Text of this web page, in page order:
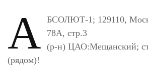
А БСОЛЮТ-1; 129110,
78А, стр.3
(р-н) ЦАО:Мещанский;
(рядом)!